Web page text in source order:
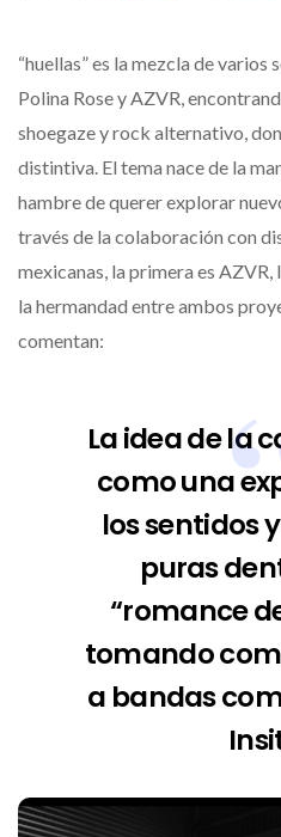
“huellas” es la mezcla de
Polina Rose y AZVR,
shoegaze y rock alternativo,
distintiva. El tema nace de la
hambre de querer explorar
través de la colaboración con
mexicanas, la primera es
la hermandad entre ambos
comentan:
La idea de la
como una
los sentidos
puras
“romance
tomando
a bandas